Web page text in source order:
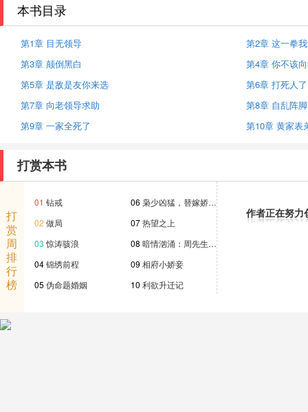
本书目录
第1章 目无领导
第2章 这一拳
第3章 颠倒黑白
第4章 你不该
第5章 是敌是友你来选
第6章 打死人了
第7章 向老领导求助
第8章 自乱阵脚
第9章 一家全死了
第10章 黄家表
打赏本书
打
赏
周
排
行
榜
01 钻戒
02 做局
03 惊涛骇浪
04锦绣前程
05 伪命题婚姻
06 枭少凶猛，替嫁娇…
07热望之上
08 暗情汹涌：周先生…
09 相府小娇妾
10 利欲升迁记
作者正在努力